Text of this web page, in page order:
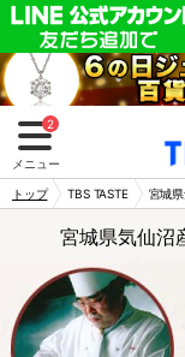
2
メニュー
トップ TBS TASTE 宮城
宮城県気仙